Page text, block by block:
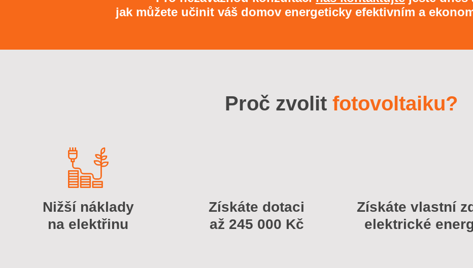
jak můžete učinit váš domov energeticky efektivním a
Proč zvolit fotovoltaiku?
Nižší náklady
na elektřinu
Získáte dotaci
až 245 000 Kč
Získáte vlastní
elektrické